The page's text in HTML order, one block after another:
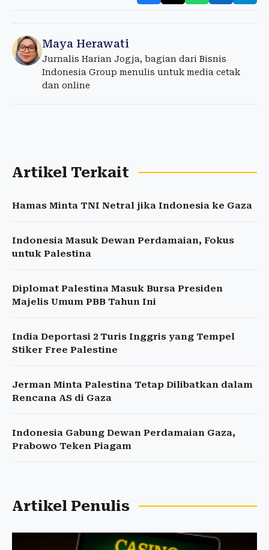
Maya Herawati
Jurnalis Harian Jogja, bagian dari Bisnis
Indonesia Group menulis untuk media cetak
dan online
Artikel Terkait
Hamas Minta TNI Netral jika Indonesia ke Gaza
Indonesia Masuk Dewan Perdamaian, Fokus
untuk Palestina
Diplomat Palestina Masuk Bursa Presiden
Majelis Umum PBB Tahun Ini
India Deportasi 2 Turis Inggris yang Tempel
Stiker Free Palestine
Jerman Minta Palestina Tetap Dilibatkan dalam
Rencana AS di Gaza
Indonesia Gabung Dewan Perdamaian Gaza,
Prabowo Teken Piagam
Artikel Penulis